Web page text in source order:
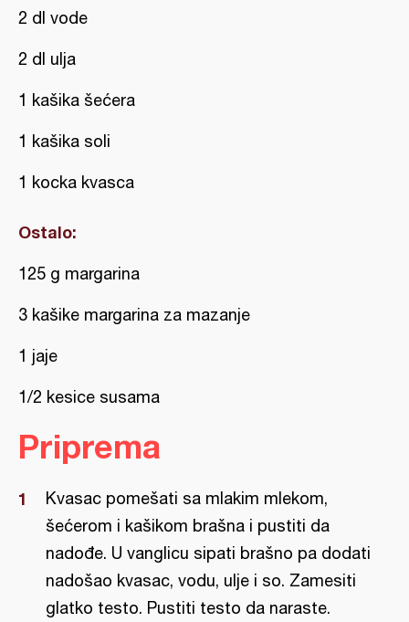
2 dl vode
2 dl ulja
1 kašika šećera
1 kašika soli
1 kocka kvasca
Ostalo:
125 g margarina
3 kašike margarina za mazanje
1 jaje
1/2 kesice susama
Priprema
Kvasac pomešati sa mlakim mlekom,
šećerom i kašikom brašna i pustiti da
nadođe. U vanglicu sipati brašno pa dodati
nadošao kvasac, vodu, ulje i so. Zamesiti
glatko testo. Pustiti testo da naraste.